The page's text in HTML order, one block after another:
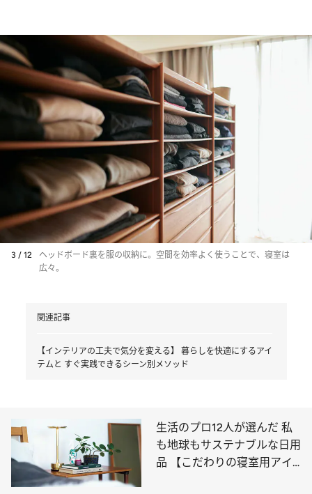
3 / 12
ヘッドボード裏を服の収納に。空間を効率よく使うことで、寝室は
広々。
関連記事
【インテリアの工夫で気分を変える】 暮らしを快適にするアイ
テムと すぐ実践できるシーン別メソッド
生活のプロ12人が選んだ 私
も地球もサステナブルな日用
品 【こだわりの寝室用アイ